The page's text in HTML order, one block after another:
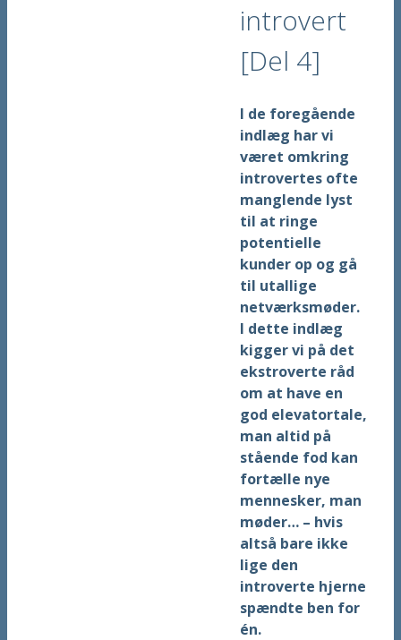
introvert
[Del 4]
I de foregående
indlæg har vi
været omkring
introvertes ofte
manglende lyst
til at ringe
potentielle
kunder op og gå
til utallige
netværksmøder.
I dette indlæg
kigger vi på det
ekstroverte råd
om at have en
god elevatortale,
man altid på
stående fod kan
fortælle nye
mennesker, man
møder… – hvis
altså bare ikke
lige den
introverte hjerne
spændte ben for
én.